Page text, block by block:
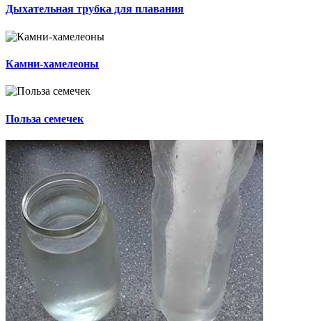
Дыхательная трубка для плавания
Камни-хамелеоны
Польза семечек